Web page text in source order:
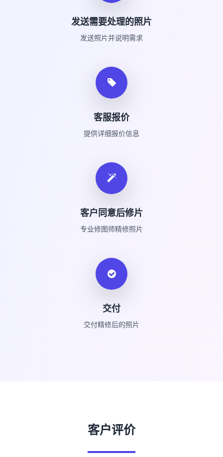
发送需要处理的照片
发送照片并说明需求
客服报价
提供详细报价信息
客户同意后修片
专业修图师精修照片
交付
交付精修后的照片
客户评价